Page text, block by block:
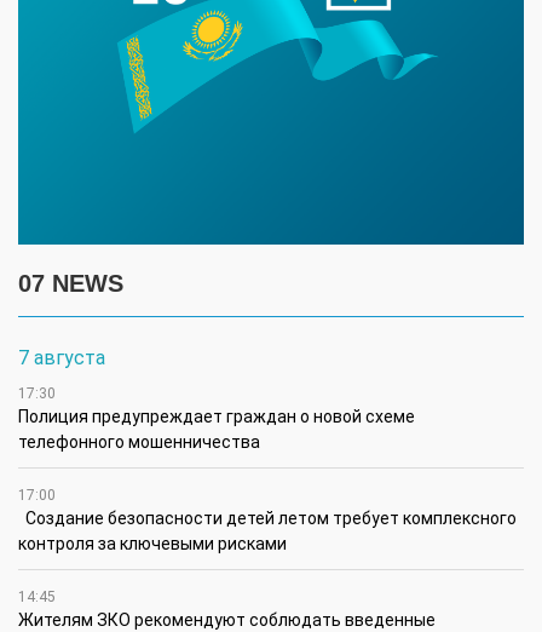
07 NEWS
7 августа
17:30
Полиция предупреждает граждан о новой схеме
телефонного мошенничества
17:00
Создание безопасности детей летом требует комплексного
контроля за ключевыми рисками
14:45
Жителям ЗКО рекомендуют соблюдать введенные